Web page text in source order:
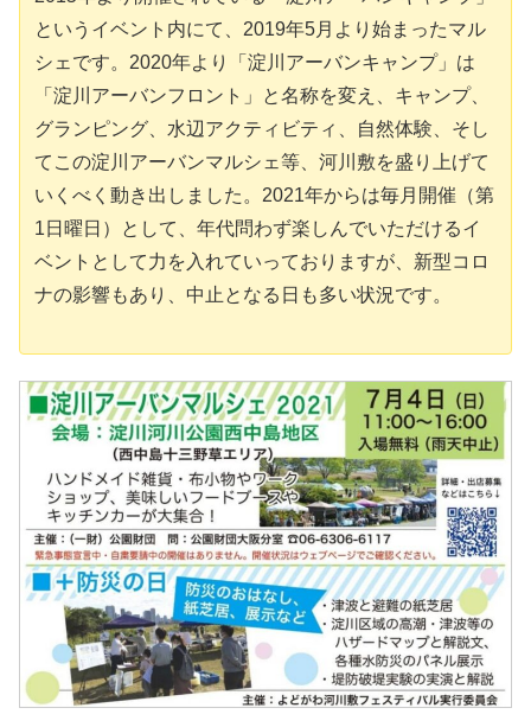
というイベント内にて、2019年5月より始まったマル
シェです。2020年より「淀川アーバンキャンプ」は
「淀川アーバンフロント」と名称を変え、キャンプ、
グランピング、水辺アクティビティ、自然体験、そし
てこの淀川アーバンマルシェ等、河川敷を盛り上げて
いくべく動き出しました。2021年からは毎月開催（第
1日曜日）として、年代問わず楽しんでいただけるイ
ベントとして力を入れていっておりますが、新型コロ
ナの影響もあり、中止となる日も多い状況です。